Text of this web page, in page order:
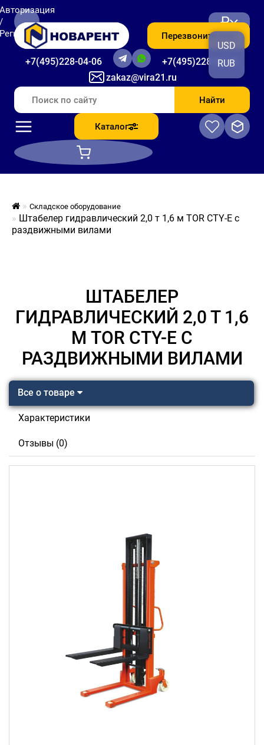
zakaz@vira21.ru
+7(495)228-04-06 +7(495)228-06-56
Перезвоните мне
₽
USD
RUB
Найти
Каталог
Складское оборудование
Штабелер гидравлический 2,0 т 1,6 м TOR CTY-E с
раздвижными вилами
ШТАБЕЛЕР
ГИДРАВЛИЧЕСКИЙ 2,0 Т 1,6
М TOR CTY-E С
РАЗДВИЖНЫМИ ВИЛАМИ
Все о товаре
Характеристики
Отзывы (0)